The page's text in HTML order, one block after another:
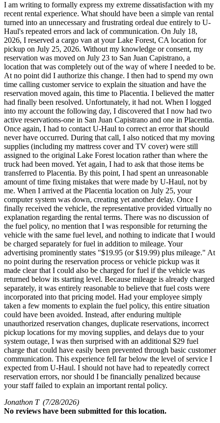
I am writing to formally express my extreme dissatisfaction with my
recent rental experience. What should have been a simple van rental
turned into an unnecessary and frustrating ordeal due entirely to U-
Haul's repeated errors and lack of communication. On July 18,
2026, I reserved a cargo van at your Lake Forest, CA location for
pickup on July 25, 2026. Without my knowledge or consent, my
reservation was moved on July 23 to San Juan Capistrano, a
location that was completely out of the way of where I needed to be.
At no point did I authorize this change. I then had to spend my own
time calling customer service to explain the situation and have the
reservation moved again, this time to Placentia. I believed the matter
had finally been resolved. Unfortunately, it had not. When I logged
into my account the following day, I discovered that I now had two
active reservations-one in San Juan Capistrano and one in Placentia.
Once again, I had to contact U-Haul to correct an error that should
never have occurred. During that call, I also noticed that my moving
supplies (including my mattress cover and TV cover) were still
assigned to the original Lake Forest location rather than where the
truck had been moved. Yet again, I had to ask that those items be
transferred to Placentia. By this point, I had spent an unreasonable
amount of time fixing mistakes that were made by U-Haul, not by
me. When I arrived at the Placentia location on July 25, your
computer system was down, creating yet another delay. Once I
finally received the vehicle, the representative provided virtually no
explanation regarding the rental terms. There was no discussion of
the fuel policy, no mention that I was responsible for returning the
vehicle with the same fuel level, and nothing to indicate that I would
be charged separately for fuel in addition to mileage. Your
advertising prominently states "$19.95 (or $19.99) plus mileage." At
no point during the reservation process or vehicle pickup was it
made clear that I could also be charged for fuel if the vehicle was
returned below its starting level. Because mileage is already charged
separately, it was entirely reasonable to believe that fuel costs were
incorporated into that pricing model. Had your employee simply
taken a few moments to explain the fuel policy, this entire situation
could have been avoided. Instead, after enduring multiple
unauthorized reservation changes, duplicate reservations, incorrect
pickup locations for my moving supplies, and delays due to your
system outage, I was then surprised with an additional $29 fuel
charge that could have easily been prevented through basic customer
communication. This experience fell far below the level of service I
expected from U-Haul. I should not have had to repeatedly correct
reservation errors, nor should I be financially penalized because
your staff failed to explain an important rental policy.
Jonathon T (7/28/2026)
No reviews have been submitted for this location.